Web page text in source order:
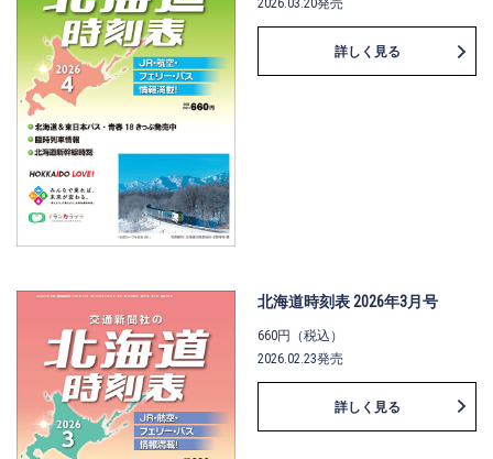
2026.03.20発売
詳しく見る
北海道時刻表 2026年3月号
660円（税込）
2026.02.23発売
詳しく見る